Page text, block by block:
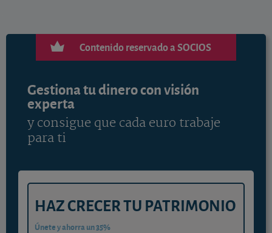
Contenido reservado a SOCIOS
Gestiona tu dinero con visión
experta
y consigue que cada euro trabaje
para ti
HAZ CRECER TU PATRIMONIO
Únete y ahorra un 35%